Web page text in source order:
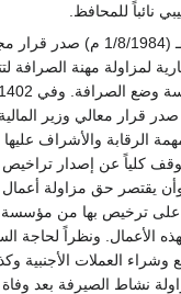
نائباً للمحافظ.
في 13/7/1394 هـ (1/8/1984
لمزاولة مهنة الصرافة
1981 م) صدر قرار معالي وزير
الرقابة والأشراف
كلياً عن إصدار تراخيص
يقتصر حق مزاولة
ترخيص بها من مؤسسة
الأعمال. ونظراً لحاجة
وشراء العملات الأجنبية
نشاط الصيرفة بعد